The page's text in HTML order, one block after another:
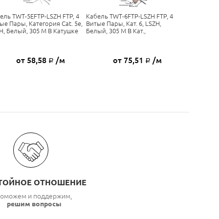
TWT-5EFTP-LSZH FTP, 4
Пары, Категория Cat. 5e,
Белый, 305 М В Катушке
от 58,58 Р /м
Кабель TWT-6FTP-LSZH FTP, 4
Витые Пары, Кат. 6, LSZH,
Белый, 305 М В Кат.,
от 75,51 Р /м
ОТНОШЕНИЕ
и поддержим,
решим вопросы